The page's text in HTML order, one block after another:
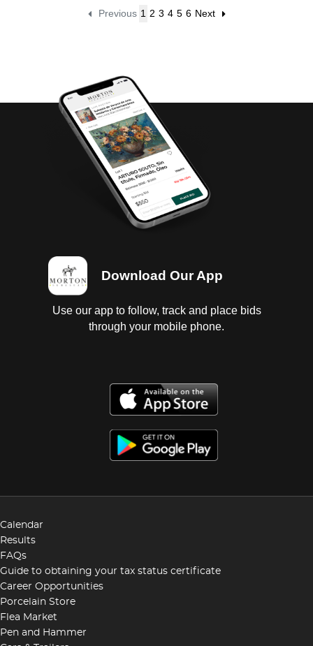
Previous 1 2 3 4 5 6 Next
Download Our App
Use our app to follow, track and place bids
through your mobile phone.
Calendar
Results
FAQs
Guide to obtaining your tax status certificate
Career Opportunities
Porcelain Store
Flea Market
Pen and Hammer